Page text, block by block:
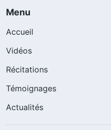
Menu
Accueil
Vidéos
Récitations
Témoignages
Actualités